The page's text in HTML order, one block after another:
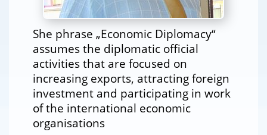
She phrase „Economic Diplomacy“
assumes the diplomatic official
activities that are focused on
increasing exports, attracting foreign
investment and participating in work
of the international economic
organisations